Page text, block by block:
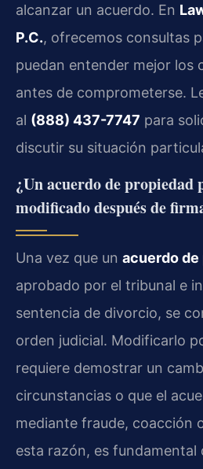
alcanzar un acuerdo. En
P.C., ofrecemos consultas
puedan entender mejor los
antes de comprometerse.
al (888) 437-7747 para
discutir su situación
¿Un acuerdo de propiedad
modificado después de
Una vez que un acuerdo
aprobado por el tribunal e
sentencia de divorcio, se
orden judicial. Modificarlo
requiere demostrar un
circunstancias o que el
mediante fraude, coacción
esta razón, es fundamental